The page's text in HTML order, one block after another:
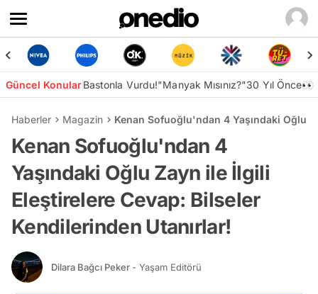
Güncel KonularBastonla Vurdu!"Manyak Mısınız?"30 Yıl Önce👀
Haberler Magazin Kenan Sofuoğlu'ndan 4 Yaşındaki Oğlu
Kenan Sofuoğlu'ndan 4
Yaşındaki Oğlu Zayn ile İlgili
Eleştirelere Cevap: Bilseler
Kendilerinden Utanırlar!
Dilara Bağcı Peker - Yaşam Editörü